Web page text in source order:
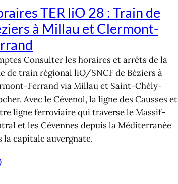
TER liO 28 : Train de
à Millau et Clermont-
Consulter les horaires et arrêts de la
de train régional liO/SNCF de Béziers à
Ferrand via Millau et Saint-Chély-
Avec le Cévenol, la ligne des Causses et
ligne ferroviaire qui traverse le Massif-
et les Cévennes depuis la Méditerranée
la capitale auvergnate.